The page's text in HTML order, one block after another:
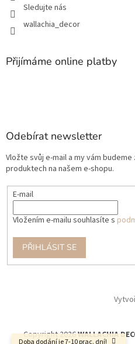
Sledujte nás
wallachia_decor
Přijímáme online platby
Odebírat newsletter
Vložte svůj e-mail a my vám
produktech na našem e-shopu.
E-mail
Vložením e-mailu souhlasíte s
PŘIHLÁSIT SE
Copyright 2026WALLACHIA